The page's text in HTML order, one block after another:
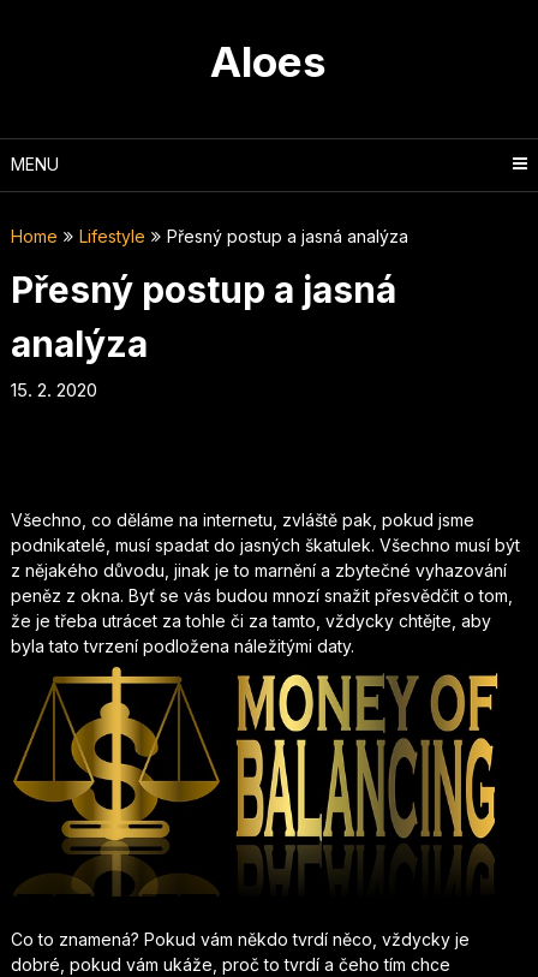
Aloes
MENU
Home Lifestyle Přesný postup a jasná analýza
Přesný postup a jasná
analýza
15. 2. 2020
Všechno, co děláme na internetu, zvláště pak, pokud jsme
podnikatelé, musí spadat do jasných škatulek. Všechno musí být
z nějakého důvodu, jinak je to marnění a zbytečné vyhazování
peněz z okna. Byť se vás budou mnozí snažit přesvědčit o tom,
že je třeba utrácet za tohle či za tamto, vždycky chtějte, aby
byla tato tvrzení podložena náležitými daty.
Co to znamená? Pokud vám někdo tvrdí něco, vždycky je
dobré, pokud vám ukáže, proč to tvrdí a čeho tím chce